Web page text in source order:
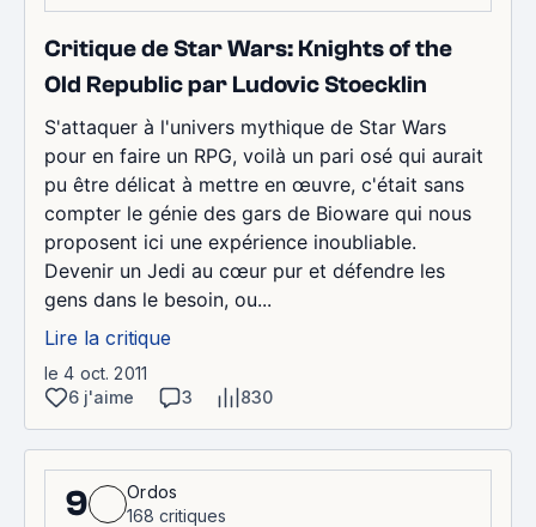
Critique de Star Wars: Knights of the
Old Republic par Ludovic Stoecklin
S'attaquer à l'univers mythique de Star Wars
pour en faire un RPG, voilà un pari osé qui aurait
pu être délicat à mettre en œuvre, c'était sans
compter le génie des gars de Bioware qui nous
proposent ici une expérience inoubliable.
Devenir un Jedi au cœur pur et défendre les
gens dans le besoin, ou...
Lire la critique
le 4 oct. 2011
6 j'aime
3 830
9
Ordos
168 critiques